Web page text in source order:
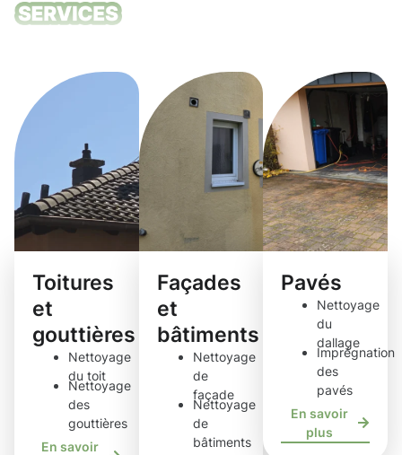
Toitures
et
gouttières
Nettoyage
du toit
Nettoyage
des
gouttières
En savoir
Façades
et
bâtiments
Nettoyage
de
façade
Nettoyage
de
bâtiments
Pavés
Nettoyage
du
dallage
Imprégnation
des
pavés
En savoir
plus